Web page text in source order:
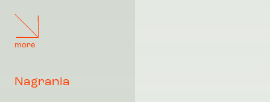
more
Nagrania